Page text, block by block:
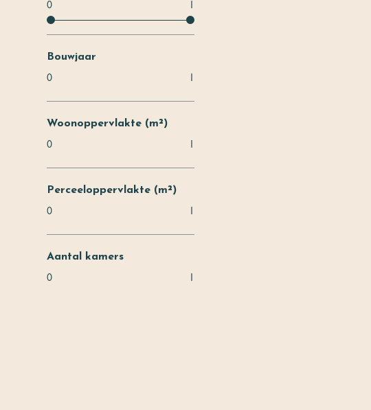
0
1
Bouwjaar
0
1
Woonoppervlakte (m²)
0
1
Perceeloppervlakte (m²)
0
1
Aantal kamers
0
1